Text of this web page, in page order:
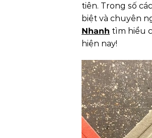
tiên. Trong số
biệt và chuyên
Nhanh tìm hiểu
hiện nay!